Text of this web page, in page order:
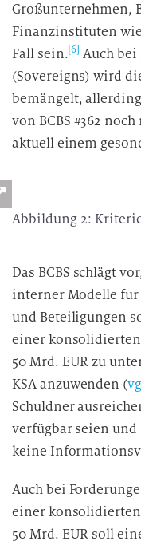
Großunternehmen,
Finanzinstituten
Fall sein.[6] Auch
(Sovereigns) wird
bemängelt,
von BCBS #362
aktuell einem
Abbildung 2:
Das BCBS schlägt
interner Modelle
und Beteiligungen
einer
50 Mrd. EUR zu
KSA anzuwenden (
Schuldner
verfügbar seien
keine
Auch bei
einer
50 Mrd. EUR soll